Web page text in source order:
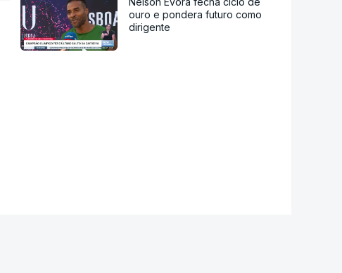
ouro e pondera futuro como
dirigente